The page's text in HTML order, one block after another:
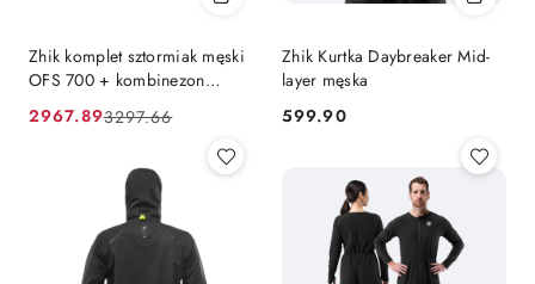
Zhik komplet sztormiak męski
OFS 700 + kombinezon
Underfleece
Cena
2967.89
Cena
3297.66
Zhik Kurtka Daybreaker Mid-
layer męska
Cena:
599.90